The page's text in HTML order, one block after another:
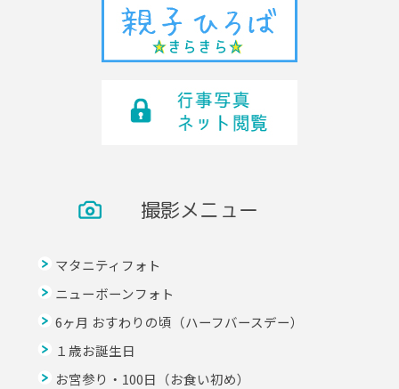
撮影メニュー
マタニティフォト
ニューボーンフォト
6ヶ月 おすわりの頃（ハーフバースデー）
１歳お誕生日
お宮参り・100日（お食い初め）